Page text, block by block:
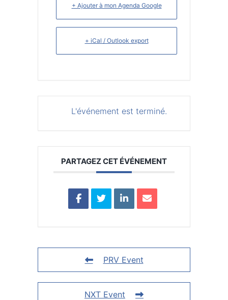
+ Ajouter à mon Agenda Google
+ iCal / Outlook export
L'événement est terminé.
PARTAGEZ CET ÉVÉNEMENT
PRV Event
NXT Event